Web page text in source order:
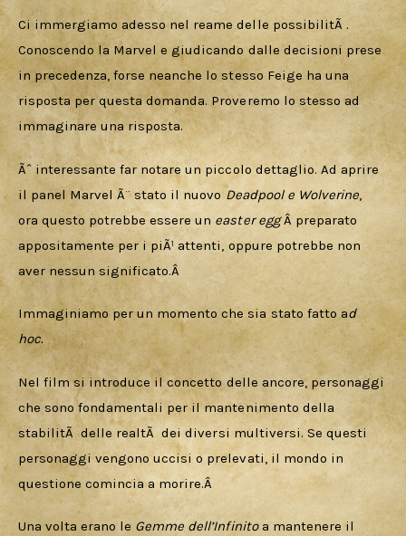
Ci immergiamo adesso nel reame delle possibilitÃ .
Conoscendo la Marvel e giudicando dalle decisioni prese
in precedenza, forse neanche lo stesso Feige ha una
risposta per questa domanda. Proveremo lo stesso ad
immaginare una risposta.
Ãˆ interessante far notare un piccolo dettaglio. Ad aprire
il panel Marvel Ã¨ stato il nuovo Deadpool e Wolverine,
ora questo potrebbe essere un easter egg Â preparato
appositamente per i piÃ¹ attenti, oppure potrebbe non
aver nessun significato.Â
Immaginiamo per un momento che sia stato fatto ad
hoc.
Nel film si introduce il concetto delle ancore, personaggi
che sono fondamentali per il mantenimento della
stabilitÃ  delle realtÃ  dei diversi multiversi. Se questi
personaggi vengono uccisi o prelevati, il mondo in
questione comincia a morire.Â
Una volta erano le Gemme dell’Infinito a mantenere il